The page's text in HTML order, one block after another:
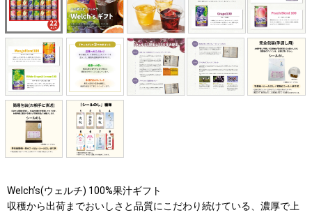
Welch’s(ウェルチ) 100%果汁ギフト
収穫から出荷までおいしさと品質にこだわり続けている、濃厚で上